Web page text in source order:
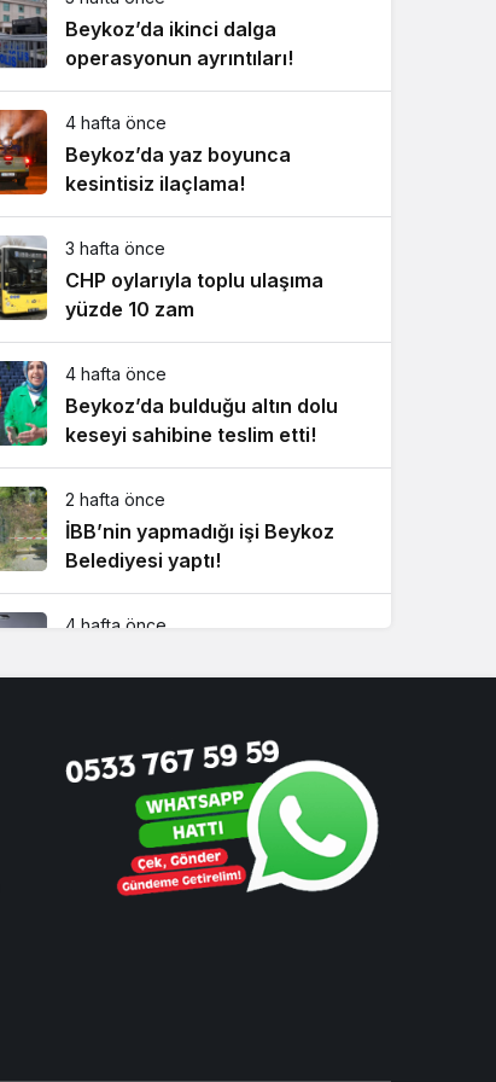
Beykoz’da ikinci dalga
operasyonun ayrıntıları!
4 hafta önce
Beykoz’da yaz boyunca
kesintisiz ilaçlama!
3 hafta önce
CHP oylarıyla toplu ulaşıma
yüzde 10 zam
4 hafta önce
Beykoz’da bulduğu altın dolu
keseyi sahibine teslim etti!
2 hafta önce
İBB’nin yapmadığı işi Beykoz
Belediyesi yaptı!
4 hafta önce
2 hafta önce
Sezon öncesi futbolda spor
güvenliği Beykoz’da ele alındı